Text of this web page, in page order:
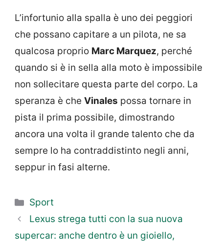
L’infortunio alla spalla è uno dei peggiori
che possano capitare a un pilota, ne sa
qualcosa proprio Marc Marquez, perché
quando si è in sella alla moto è impossibile
non sollecitare questa parte del corpo. La
speranza è che Vinales possa tornare in
pista il prima possibile, dimostrando
ancora una volta il grande talento che da
sempre lo ha contraddistinto negli anni,
seppur in fasi alterne.
Categorie
Sport
Lexus strega tutti con la sua nuova
supercar: anche dentro è un gioiello,